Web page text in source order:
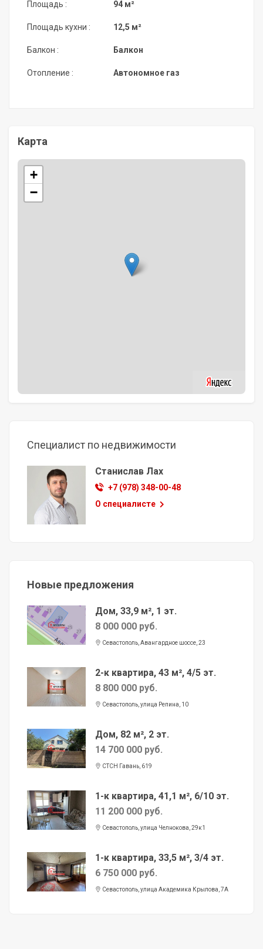
Площадь :
Площадь кухни :
Балкон :
Отопление :
94 м²
12,5 м²
Балкон
Автономное газ
Карта
+
−
Специалист по недвижимости
Станислав Лах
+7 (978) 348-00-48
О специалисте
Новые предложения
Дом, 33,9 м², 1 эт.
8 000 000 руб.
Севастополь, Авангардное шоссе, 23
2-к квартира, 43 м², 4/5 эт.
8 800 000 руб.
Севастополь, улица Репина, 10
Дом, 82 м², 2 эт.
14 700 000 руб.
СТСН Гавань, 619
1-к квартира, 41,1 м², 6/10 эт.
11 200 000 руб.
Севастополь, улица Челнокова, 29к1
1-к квартира, 33,5 м², 3/4 эт.
6 750 000 руб.
Севастополь, улица Академика Крылова, 7А